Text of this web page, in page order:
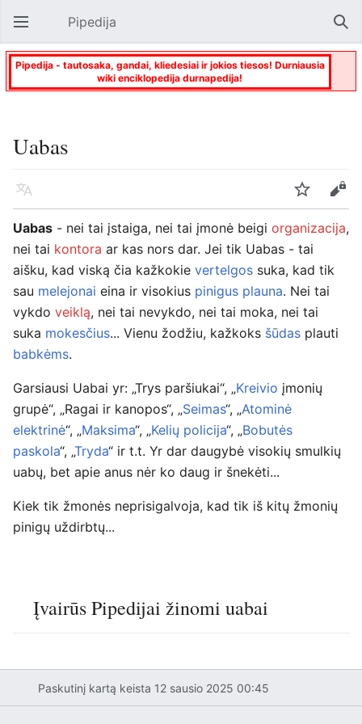
Atverti pagrindinį meniu Pipedija
Pipedija - tautosaka, gandai, kliedesiai ir jokios tiesos! Durniausia
wiki enciklopedija durnapedija!
Uabas
Kalba Stebėti
Keisti
Uabas - nei tai įstaiga, nei tai įmonė beigi organizacija,
nei tai kontora ar kas nors dar. Jei tik Uabas - tai
aišku, kad viską čia kažkokie vertelgos suka, kad tik
sau melejonai eina ir visokius pinigus plauna. Nei tai
vykdo veiklą, nei tai nevykdo, nei tai moka, nei tai
suka mokesčius... Vienu žodžiu, kažkoks šūdas plauti
babkėms.
Garsiausi Uabai yr: „Trys paršiukai“, „Kreivio įmonių
grupė“, „Ragai ir kanopos“, „Seimas“, „Atominė
elektrinė“, „Maksima“, „Kelių policija“, „Bobutės
paskola“, „Tryda“ ir t.t. Yr dar daugybė visokių smulkių
uabų, bet apie anus nėr ko daug ir šnekėti...
Kiek tik žmonės neprisigalvoja, kad tik iš kitų žmonių
pinigų uždirbtų...
Įvairūs Pipedijai žinomi uabai
Paskutinį kartą keista 12 sausio 2025 00:45